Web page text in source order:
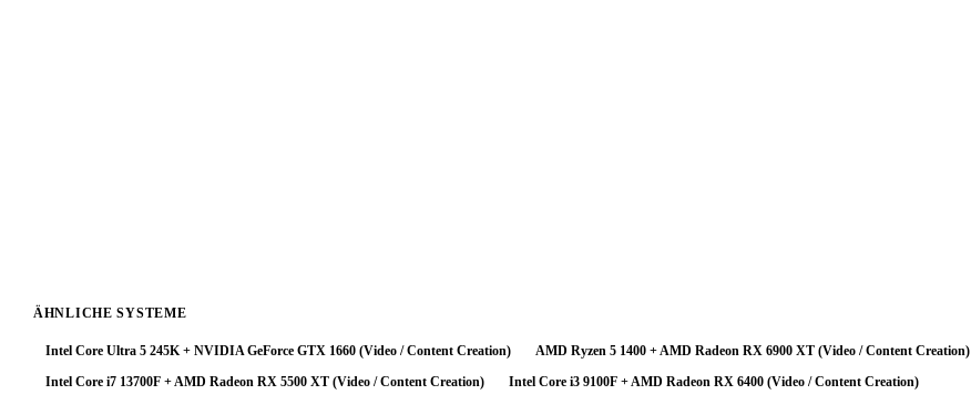
ÄHNLICHE SYSTEME
Intel Core Ultra 5 245K + NVIDIA GeForce GTX 1660 (Video / Content Creation)
AMD Ryzen 5 1400 + AMD Radeon RX 6900 XT (Video / Content Creation)
Intel Core i7 13700F + AMD Radeon RX 5500 XT (Video / Content Creation)
Intel Core i3 9100F + AMD Radeon RX 6400 (Video / Content Creation)